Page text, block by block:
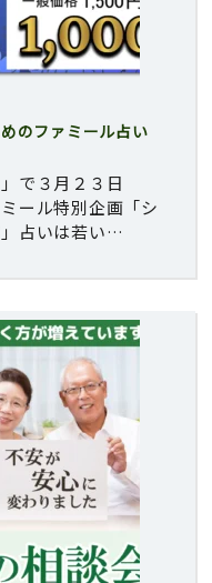
のファミール占い
で３月２３日
ール特別企画「シ
占いは若い…